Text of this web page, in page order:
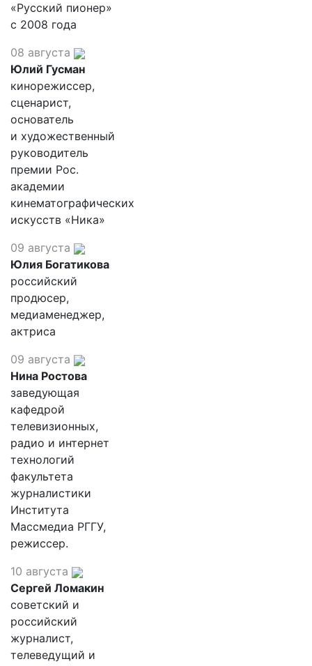
«Русский пионер»
с 2008 года
08 августа
Юлий Гусман
кинорежиссер,
сценарист,
основатель
и художественный
руководитель
премии Рос.
академии
кинематографических
искусств «Ника»
09 августа
Юлия Богатикова
российский
продюсер,
медиаменеджер,
актриса
09 августа
Нина Ростова
заведующая
кафедрой
телевизионных,
радио и интернет
технологий
факультета
журналистики
Института
Массмедиа РГГУ,
режиссер.
10 августа
Сергей Ломакин
советский и
российский
журналист,
телеведущий и